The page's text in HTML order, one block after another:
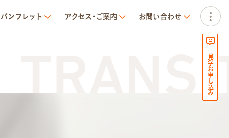
パンフレット アクセス･ご案内 お問い合わせ
見学お申し込み